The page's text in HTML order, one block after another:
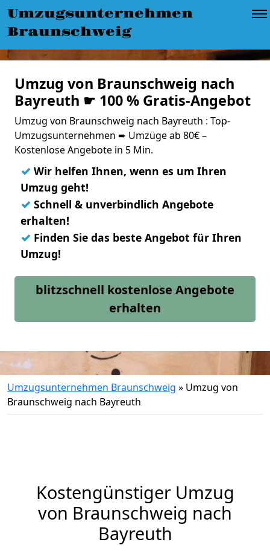
Umzugsunternehmen
Braunschweig
Umzug von Braunschweig nach
Bayreuth ☛ 100 % Gratis-Angebot
Umzug von Braunschweig nach Bayreuth : Top-
Umzugsunternehmen ➨ Umzüge ab 80€ –
Kostenlose Angebote in 5 Min.
✓ Wir helfen Ihnen, wenn es um Ihren
Umzug geht!
✓ Schnell & unverbindlich Angebote
erhalten!
✓ Finden Sie das beste Angebot für Ihren
Umzug!
blitzschnell kostenlose Angebote
erhalten
Umzugsunternehmen Braunschweig » Umzug von
Braunschweig nach Bayreuth
Kostengünstiger Umzug
von Braunschweig nach
Bayreuth